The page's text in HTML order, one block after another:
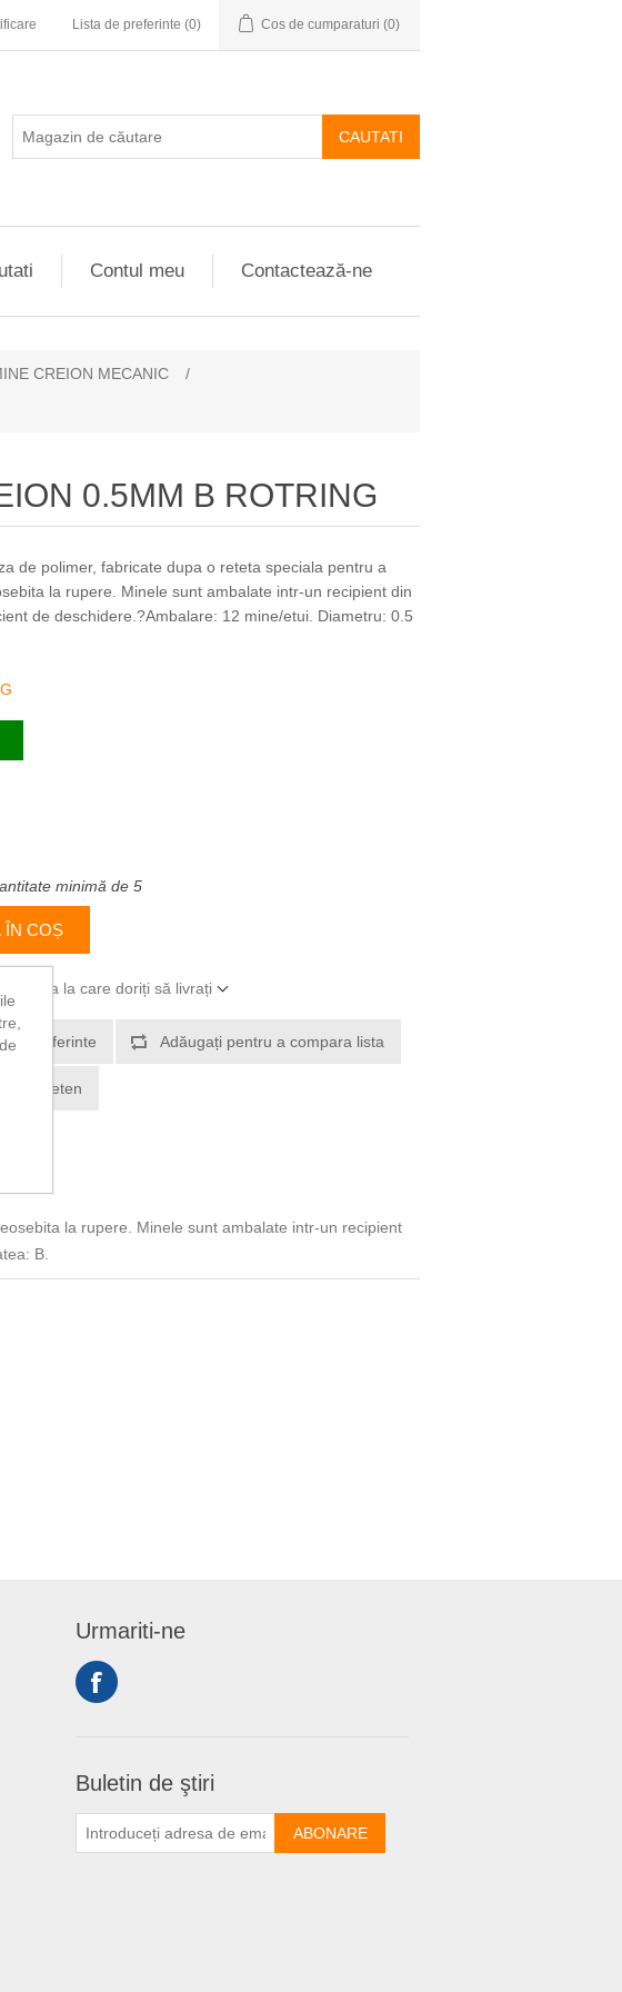
Lista de preferinte (0) Cos de cumparaturi (0)
CAUTATI
Contul meu Contactează-ne
CREION MECANIC
/
0.5MM B ROTRING
de polimer, fabricate dupa o reteta speciala pentru a
la rupere. Minele sunt ambalate intr-un recipient din
de deschidere.?Ambalare: 12 mine/etui. Diametru: 0.5
minimă de 5
ÎN COȘ
adresa la care doriți să livrați
de preferinte Adăugați pentru a compara lista
un prieten
la rupere. Minele sunt ambalate intr-un recipient
B.
Urmariti-ne
Buletin de ştiri
ABONARE